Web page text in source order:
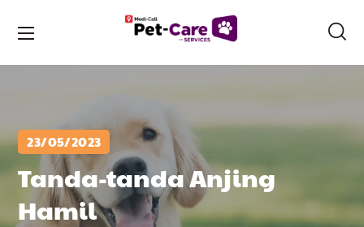
23/05/2023
Tanda-tanda Anjing
Hamil